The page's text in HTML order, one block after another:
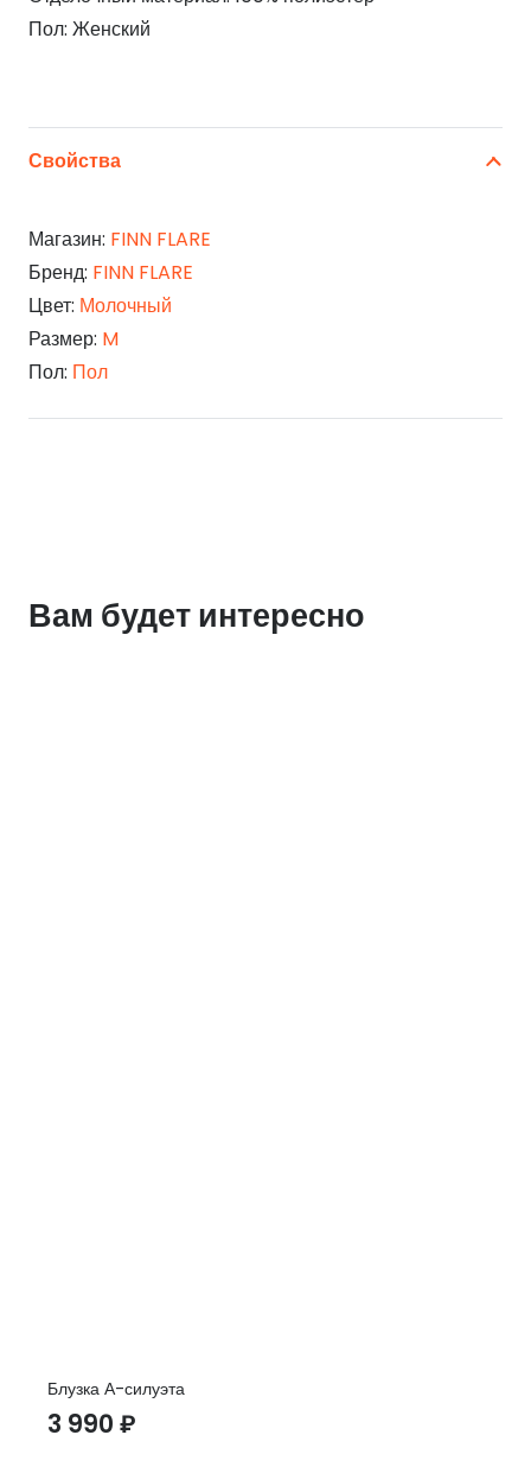
Пол: Женский
Свойства
Магазин: FINN FLARE
Бренд: FINN FLARE
Цвет: Молочный
Размер: M
Пол: Пол
Вам будет интересно
Блузка А-силуэта
3 990 ₽